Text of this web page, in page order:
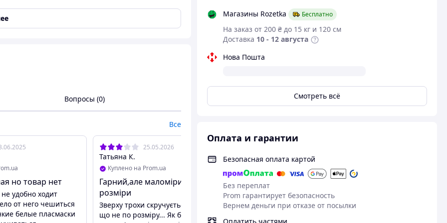
Магазины Rozetka
Бесплатно
На заказ от 200 ₴ до 15 кг и 120 см
Доставка 10 - 12 августа
Нова Пошта
Смотреть всё
Оплата и гарантии
Безопасная оплата картой
Без переплат
Prom гарантирует безопасность
Вернем деньги при отказе от посылки
з ефектом утяжки живота моделюючий
для талии - идеальный выбор
Вопросы (0)
Все
но товар нет
удобно ходит
от него чешиться
белые пласмаски
25.05.2026
Татьяна К.
Куплено на Prom.ua
Гарний,але маломірить на 2
розміри
Зверху трохи скручується,може тому
що не по розміру... Як би не цей
Емілія Д.
Куплено на Prom.ua
Гарна якість,мені подобається)